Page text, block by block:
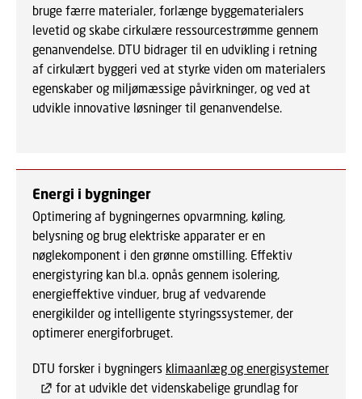
bruge færre materialer, forlænge byggematerialers
levetid og skabe cirkulære ressourcestrømme gennem
genanvendelse. DTU bidrager til en udvikling i retning
af cirkulært byggeri ved at styrke viden om materialers
egenskaber og miljømæssige påvirkninger, og ved at
udvikle innovative løsninger til genanvendelse.
Energi i bygninger
Optimering af bygningernes opvarmning, køling,
belysning og brug elektriske apparater er en
nøglekomponent i den grønne omstilling. Effektiv
energistyring kan bl.a. opnås gennem isolering,
energieffektive vinduer, brug af vedvarende
energikilder og intelligente styringssystemer, der
optimerer energiforbruget.
DTU forsker i bygningers klimaanlæg og energisystemer
for at udvikle det videnskabelige grundlag for